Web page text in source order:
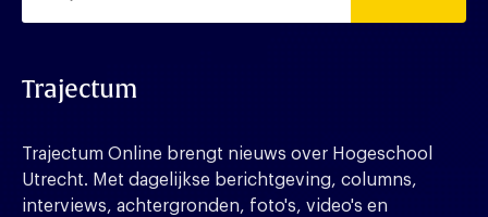
Trajectum
Trajectum Online brengt nieuws over Hogeschool
Utrecht. Met dagelijkse berichtgeving, columns,
interviews, achtergronden, foto's, video's en